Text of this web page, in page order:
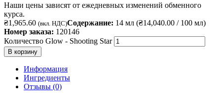
Наши цены зависят от ежедневных изменений обменного
курса.
₴1,965.60 (вкл. НДС)Содержание: 14 мл (₴14,040.00 / 100 мл)
Номер заказа: 120146
Количество Glow - Shooting Star
В корзину
Информация
Ингредиенты
Отзывы (0)